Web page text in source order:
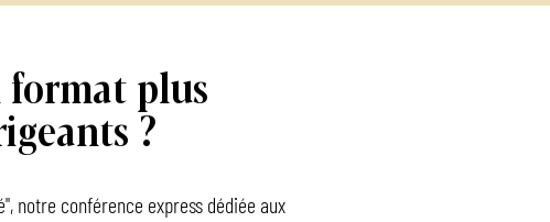
format plus
?
notre conférence express dédiée aux